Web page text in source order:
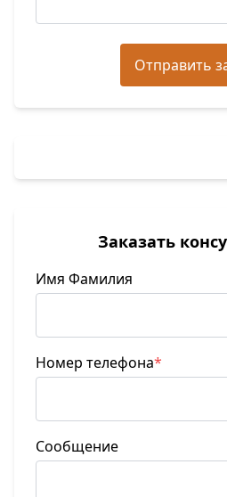
Отправить
Заказать
Имя Фамилия
Номер телефона*
Сообщение